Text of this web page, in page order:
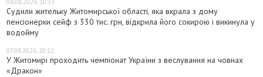
Судили жительку Житомирської області, яка вкрала з дому
пенсіонерки сейф з 330 тис. грн, відкрила його сокирою і викинула у
водойму
07.08.2026, 20:12
У Житомирі проходить чемпіонат України з веслування на човнах
«Дракон»